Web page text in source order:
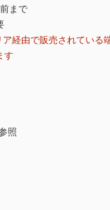
まで
経由で販売されている
す
照